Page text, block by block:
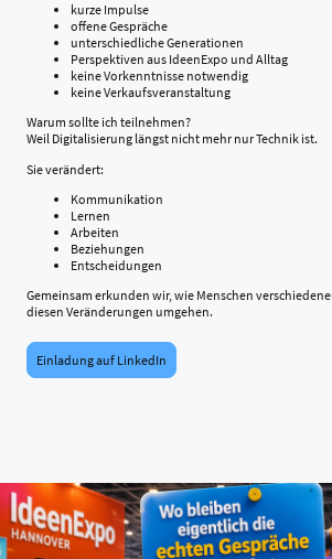
kurze Impulse
offene Gespräche
unterschiedliche Generationen
Perspektiven aus IdeenExpo und Alltag
keine Vorkenntnisse notwendig
keine Verkaufsveranstaltung
Warum sollte ich teilnehmen?
Weil Digitalisierung längst nicht mehr nur Technik ist.
Sie verändert:
Kommunikation
Lernen
Arbeiten
Beziehungen
Entscheidungen
Gemeinsam erkunden wir, wie Menschen
diesen Veränderungen umgehen.
Einladung auf LinkedIn